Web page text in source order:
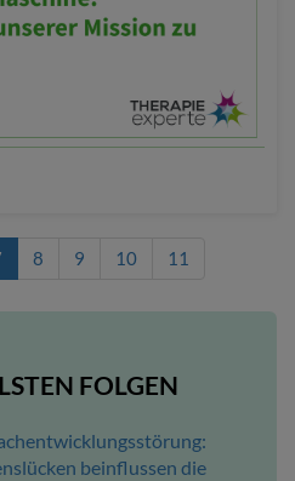
8 9 10 11
FOLGEN
beinflussen die